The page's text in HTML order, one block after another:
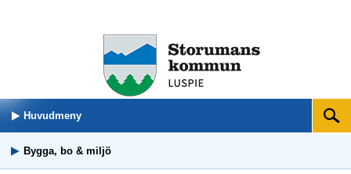
Huvudmeny Sök
Bygga, bo & miljö